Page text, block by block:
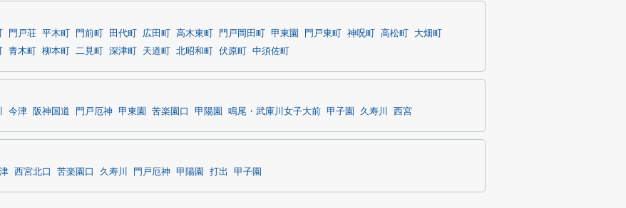
門戸荘 平木町 門前町 田代町 広田町 高木東町 門戸岡田町 甲東園 門戸東町 神呪町 高松町
大畑町
青木町 柳本町 二見町 深津町 天道町 北昭和町 伏原町 中須佐町
今津 阪神国道 門戸厄神 甲東園 苦楽園口 甲陽園 鳴尾・武庫川女子大前 甲子園 久寿川 西宮
西宮北口 苦楽園口 久寿川 門戸厄神 甲陽園 打出 甲子園